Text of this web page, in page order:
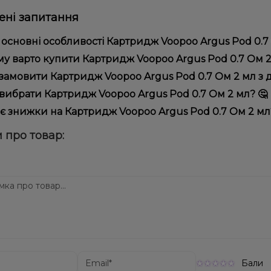
запитання
основні особливості Картридж Voopoo Argus Pod
Voopoo Argus Pod 0.7 Ом 2 мл відрізняється високою
варто купити Картридж Voopoo Argus Pod 0.7 Ом
тільки оригінальну продукцію, широкий
акції та знижки для клієнтів!
Картридж Voopoo Argus Pod 0.7 Ом 2 мл з
замовлення можна в кілька кліків:
Додайте Картридж Voopoo Argus Pod 0.7 Ом 2 мл до
Виберіть зручний спосіб оплати та доставки.
Картридж Voopoo Argus Pod 0.7 Ом 2 мл? 🤔
залежить від ваших уподобань – наприклад, якщо це
– потужність та смак. Наші менеджери допоможуть підібрати
знижки на Картридж Voopoo Argus Pod 0.7 Ом 2
телеграм-каналі, щоб не проґавити вигідні пропозиції!
про товар:
Бали